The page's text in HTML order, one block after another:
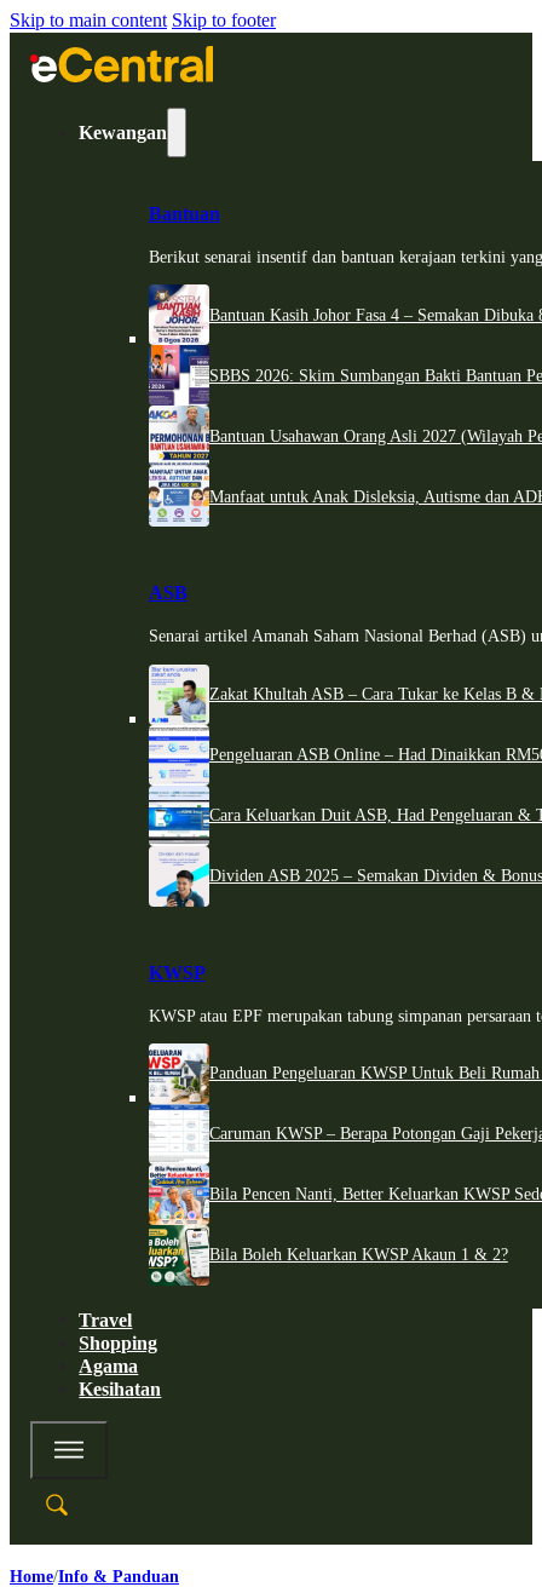
Skip to main content Skip to footer
Kewangan
Bantuan
Berikut senarai insentif dan bantuan kerajaan terkini
Bantuan Kasih Johor Fasa 4 – Semakan
SBBS 2026: Skim Sumbangan Bakti Bantuan
Bantuan Usahawan Orang Asli 2027 (Wilayah
Manfaat untuk Anak Disleksia, Autisme dan
ASB
Senarai artikel Amanah Saham Nasional Berhad (ASB)
Zakat Khultah ASB – Cara Tukar ke Kelas B &
Pengeluaran ASB Online – Had Dinaikkan
Cara Keluarkan Duit ASB, Had Pengeluaran &
Dividen ASB 2025 – Semakan Dividen &
KWSP
KWSP atau EPF merupakan tabung simpanan persaraan
Panduan Pengeluaran KWSP Untuk Beli
Caruman KWSP – Berapa Potongan Gaji
Bila Pencen Nanti, Better Keluarkan KWSP
Bila Boleh Keluarkan KWSP Akaun 1 & 2?
Travel
Shopping
Agama
Kesihatan
Home Info & Panduan